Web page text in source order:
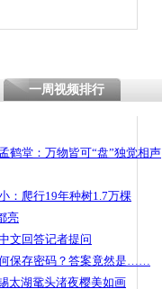
一周视频排行
鹤堂：万物皆可“盘”独觉相声
：爬行19年种树1.7万棵
亮
文回答记者提问
保存密码？答案竟然是……
太湖鼋头渚夜樱美如画